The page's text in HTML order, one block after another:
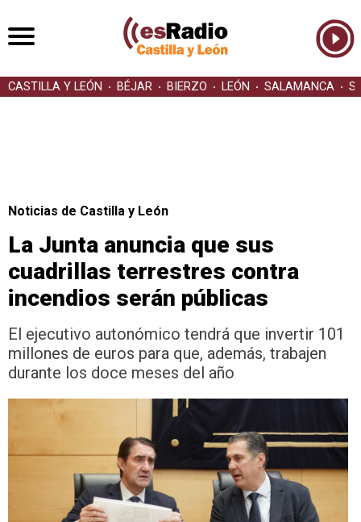
CASTILLA Y LEÓN BÉJAR BIERZO LEÓN SALAMANCA
Noticias de Castilla y León
La Junta anuncia que sus
cuadrillas terrestres contra
incendios serán públicas
El ejecutivo autonómico tendrá que invertir 101
millones de euros para que, además, trabajen
durante los doce meses del año